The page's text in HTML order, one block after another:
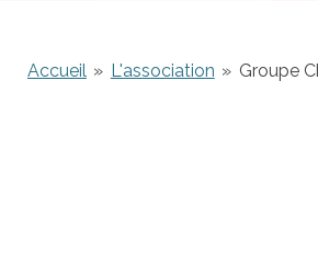
Accueil » L'association » Groupe